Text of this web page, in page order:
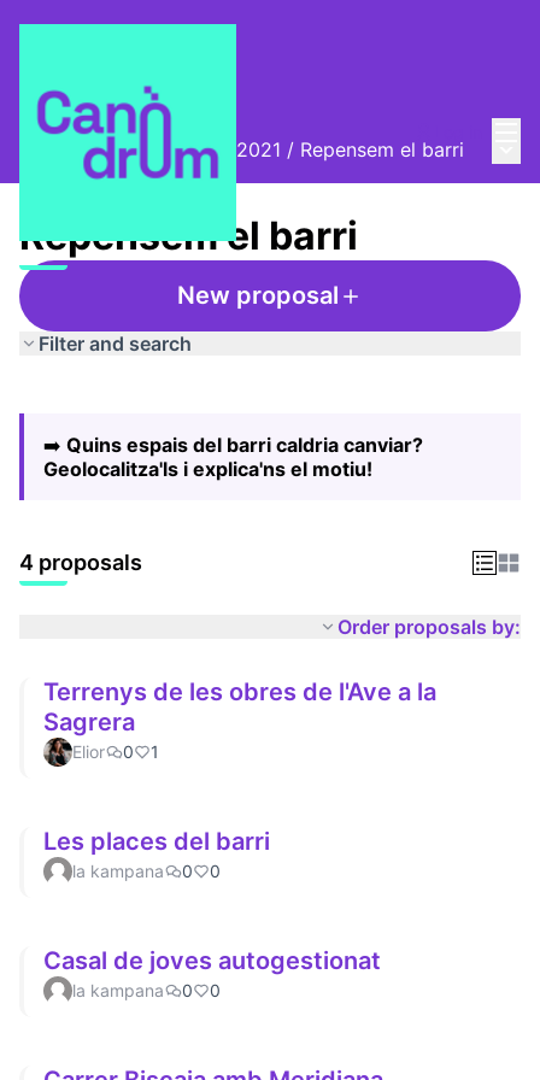
Biennal Ciutat i Ciència 2021 / Repensem el barri
Repensem el barri
New proposal
Filter and search
−
➡️ Quins espais del barri caldria canviar?
Geolocalitza'ls i explica'ns el motiu!
4 proposals
Order proposals by:
Terrenys de les obres de l'Ave a la
Sagrera
Elior 0 1
Les places del barri
la kampana 0 0
Casal de joves autogestionat
la kampana 0 0